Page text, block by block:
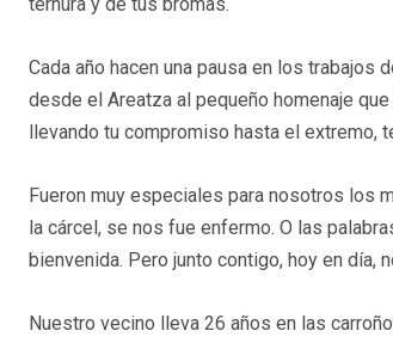
ternura y de tus bromas.
Cada año hacen una pausa en los trabajos
desde el Areatza al pequeño homenaje
llevando tu compromiso hasta el
Fueron muy especiales para nosotros los
la cárcel, se nos fue enfermo. O las
bienvenida. Pero junto contigo, hoy en día,
Nuestro vecino lleva 26 años en las